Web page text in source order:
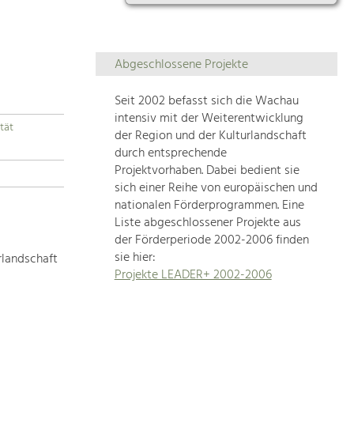
Themenübersicht
Die
Regionalentwicklung
in
unserer
Region
ist
sehr
vielfältig.
Deshalb
geben
wir
hier
Abgeschlossene Projekte
Seit 2002 befasst sich die Wachau
intensiv mit der Weiterentwicklung
der Region und der Kulturlandschaft
durch entsprechende
Projektvorhaben. Dabei bedient sie
sich einer Reihe von europäischen und
nationalen Förderprogrammen. Eine
Liste abgeschlossener Projekte aus
der Förderperiode 2002-2006 finden
sie hier:
Projekte LEADER+ 2002-2006